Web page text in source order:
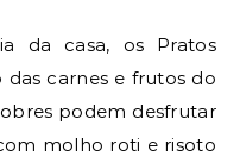
da casa, os Pratos
carnes e frutos do
podem desfrutar
molho roti e risoto